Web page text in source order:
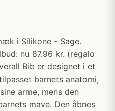
i Silikone - Sage.
nu 87.96 kr. (regalo
Bib er designet i et
barnets anatomi,
arme, mens den
mave. Den åbnes